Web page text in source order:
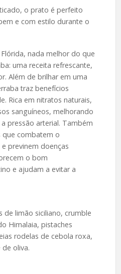
o prato é perfeito
e com estilo durante o
nada melhor do que
uma receita refrescante,
Além de brilhar em uma
traz benefícios
Rica em nitratos naturais,
sanguíneos, melhorando
pressão arterial. Também
combatem o
previnem doenças
o bom
e ajudam a evitar a
de limão siciliano, crumble
Himalaia, pistaches
rodelas de cebola roxa,
de oliva.